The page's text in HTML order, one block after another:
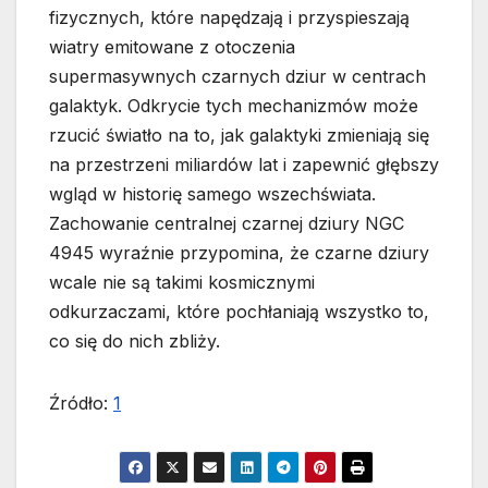
fizycznych, które napędzają i przyspieszają
wiatry emitowane z otoczenia
supermasywnych czarnych dziur w centrach
galaktyk. Odkrycie tych mechanizmów może
rzucić światło na to, jak galaktyki zmieniają się
na przestrzeni miliardów lat i zapewnić głębszy
wgląd w historię samego wszechświata.
Zachowanie centralnej czarnej dziury NGC
4945 wyraźnie przypomina, że czarne dziury
wcale nie są takimi kosmicznymi
odkurzaczami, które pochłaniają wszystko to,
co się do nich zbliży.
Źródło: 1